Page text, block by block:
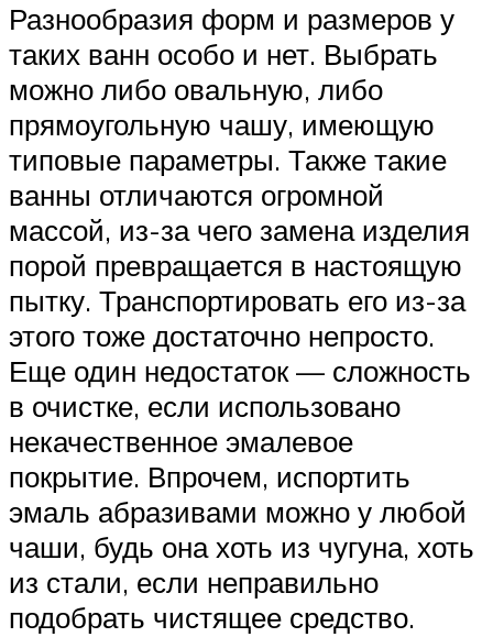
Разнообразия форм и размеров у
таких ванн особо и нет. Выбрать
можно либо овальную, либо
прямоугольную чашу, имеющую
типовые параметры. Также такие
ванны отличаются огромной
массой, из-за чего замена изделия
порой превращается в настоящую
пытку. Транспортировать его из-за
этого тоже достаточно непросто.
Еще один недостаток — сложность
в очистке, если использовано
некачественное эмалевое
покрытие. Впрочем, испортить
эмаль абразивами можно у любой
чаши, будь она хоть из чугуна, хоть
из стали, если неправильно
подобрать чистящее средство.